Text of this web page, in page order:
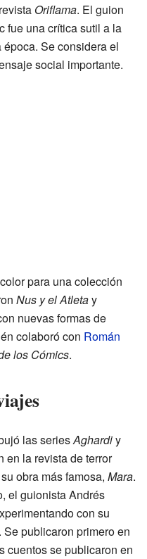
Oriflama. El guion
fue una crítica sutil a la
época. Se considera el
social importante.
para una colección
Nus y el Atletay
nuevas formas de
colaboró con Román
los Cómics.
las seriesAghardiy
en la revista de terror
obra más famosa, Mara.
el guionista Andrés
con su
publicaron primero en
cuentos se publicaron en